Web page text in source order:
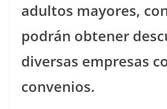
adultos mayores,
podrán obtener
diversas empresas
convenios.